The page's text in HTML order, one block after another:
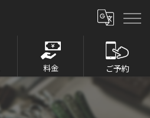
料金 ご予約